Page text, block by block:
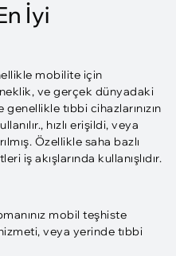
İyi
mobilite için
ve gerçek dünyadaki
tıbbi cihazlarınızın
hızlı erişildi, veya
Özellikle saha bazlı
iş akışlarında kullanışlıdır.
mobil teşhiste
veya yerinde tıbbi